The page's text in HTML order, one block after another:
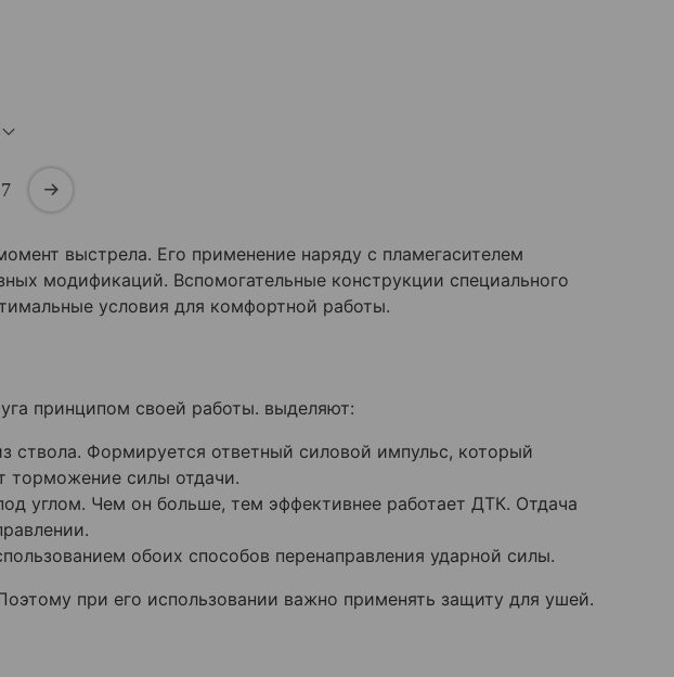
выстрела. Его применение наряду с пламегасителем
модификаций. Вспомогательные конструкции специального
условия для комфортной работы.
принципом своей работы. выделяют:
ствола. Формируется ответный силовой импульс, который
торможение силы отдачи.
углом. Чем он больше, тем эффективнее работает ДТК. Отдача
обоих способов перенаправления ударной силы.
при его использовании важно применять защиту для ушей.